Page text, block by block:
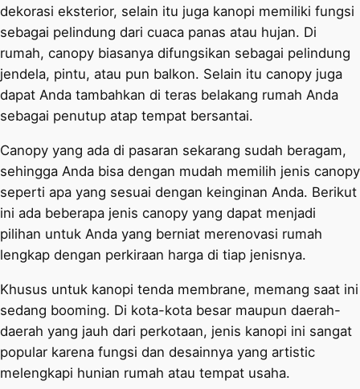
dekorasi eksterior, selain itu juga kanopi memiliki fungsi
sebagai pelindung dari cuaca panas atau hujan. Di
rumah, canopy biasanya difungsikan sebagai pelindung
jendela, pintu, atau pun balkon. Selain itu canopy juga
dapat Anda tambahkan di teras belakang rumah Anda
sebagai penutup atap tempat bersantai.
Canopy yang ada di pasaran sekarang sudah beragam,
sehingga Anda bisa dengan mudah memilih jenis canopy
seperti apa yang sesuai dengan keinginan Anda. Berikut
ini ada beberapa jenis canopy yang dapat menjadi
pilihan untuk Anda yang berniat merenovasi rumah
lengkap dengan perkiraan harga di tiap jenisnya.
Khusus untuk kanopi tenda membrane, memang saat ini
sedang booming. Di kota-kota besar maupun daerah-
daerah yang jauh dari perkotaan, jenis kanopi ini sangat
popular karena fungsi dan desainnya yang artistic
melengkapi hunian rumah atau tempat usaha.